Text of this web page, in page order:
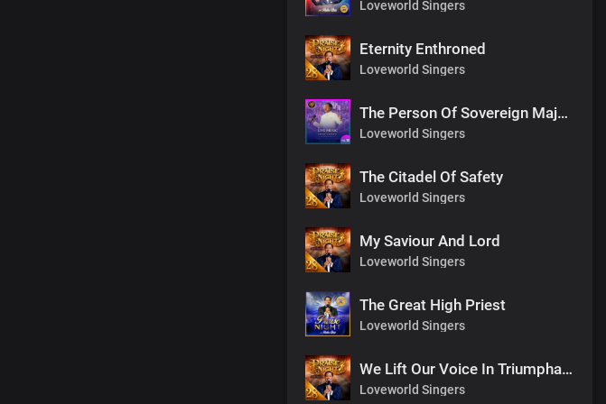
Loveworld Singers
Eternity Enthroned
Loveworld Singers
The Person Of Sovereign Majesty
Loveworld Singers
The Citadel Of Safety
Loveworld Singers
My Saviour And Lord
Loveworld Singers
The Great High Priest
Loveworld Singers
We Lift Our Voice In Triumphant Songs
Loveworld Singers